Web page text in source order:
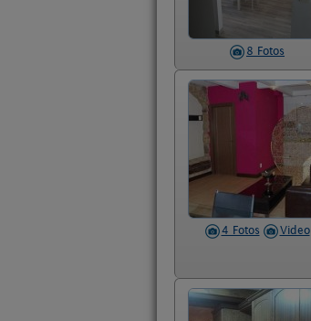
8 Fotos
4 Fotos Video